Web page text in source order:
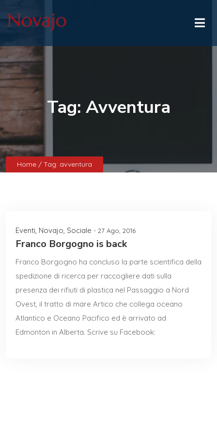
Tag: Avventura
Home / Tag: avventura
Eventi, Novajo, Sociale - 27 Ago, 2016
Franco Borgogno is back
Franco Borgogno ha concluso la parte scientifica della
spedizione di ricerca per raccogliere dati sulla
presenza dei rifiuti di plastica nel Passaggio a Nord
Ovest, il tratto di mare Artico che collega oceano
Atlantico e Oceano Pacifico ed è arrivato ad
Edmonton in Alberta. Scrive su Facebook: